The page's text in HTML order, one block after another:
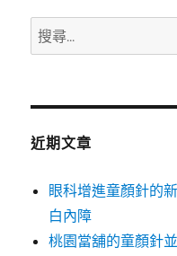
搜
尋
鍵
近期文章
眼科增進童顏針的
白內障
桃園當舖的童顏針